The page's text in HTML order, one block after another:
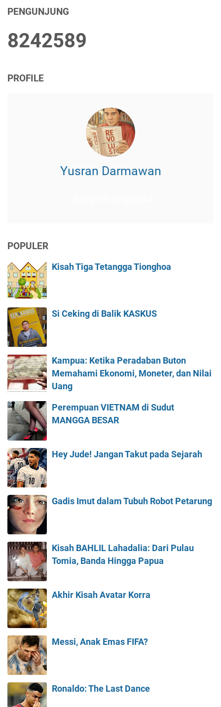
PENGUNJUNG
8242589
PROFILE
Yusran Darmawan
POPULER
Kisah Tiga Tetangga Tionghoa
Si Ceking di Balik KASKUS
Kampua: Ketika Peradaban Buton
Memahami Ekonomi, Moneter, dan Nilai
Uang
Perempuan VIETNAM di Sudut
MANGGA BESAR
Hey Jude! Jangan Takut pada Sejarah
Gadis Imut dalam Tubuh Robot Petarung
Kisah BAHLIL Lahadalia: Dari Pulau
Tomia, Banda Hingga Papua
Akhir Kisah Avatar Korra
Messi, Anak Emas FIFA?
Ronaldo: The Last Dance